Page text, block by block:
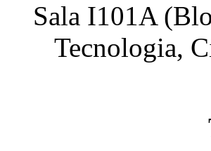
Sala I101A
Tecnologia,